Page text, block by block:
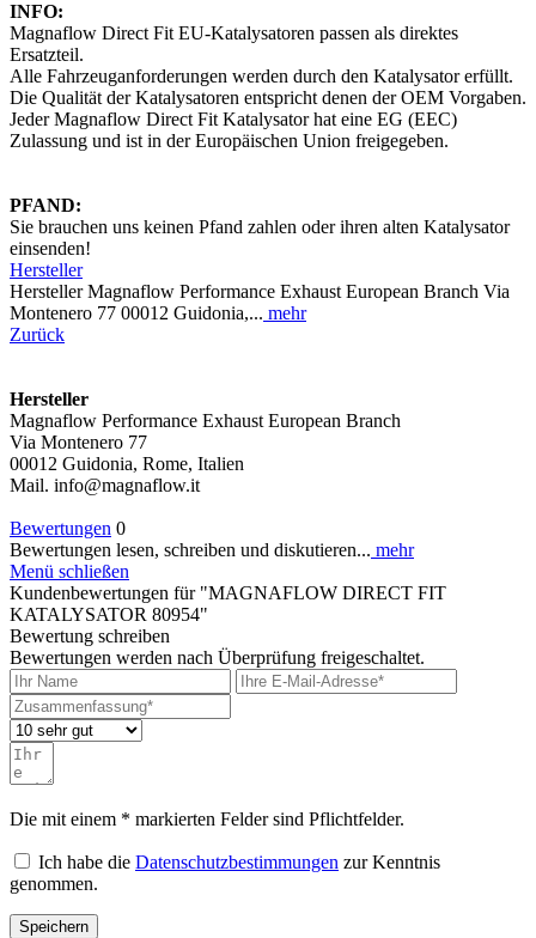
INFO:
Magnaflow Direct Fit EU-Katalysatoren passen als direktes
Ersatzteil.
Alle Fahrzeuganforderungen werden durch den Katalysator erfüllt.
Die Qualität der Katalysatoren entspricht denen der OEM Vorgaben.
Jeder Magnaflow Direct Fit Katalysator hat eine EG (EEC)
Zulassung und ist in der Europäischen Union freigegeben.
PFAND:
Sie brauchen uns keinen Pfand zahlen oder ihren alten Katalysator
einsenden!
Hersteller
Hersteller Magnaflow Performance Exhaust European Branch Via
Montenero 77 00012 Guidonia,... mehr
Zurück
Hersteller
Magnaflow Performance Exhaust European Branch
Via Montenero 77
00012 Guidonia, Rome, Italien
Mail. info@magnaflow.it
Bewertungen 0
Bewertungen lesen, schreiben und diskutieren... mehr
Menü schließen
Kundenbewertungen für "MAGNAFLOW DIRECT FIT
KATALYSATOR 80954"
Bewertung schreiben
Bewertungen werden nach Überprüfung freigeschaltet.
Die mit einem * markierten Felder sind Pflichtfelder.
Ich habe die Datenschutzbestimmungen zur Kenntnis
genommen.
Speichern